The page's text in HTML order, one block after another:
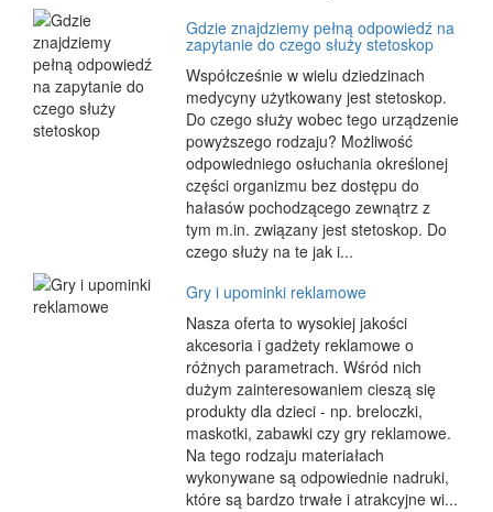
Gdzie znajdziemy pełną odpowiedź na
zapytanie do czego służy stetoskop
Współcześnie w wielu dziedzinach
medycyny użytkowany jest stetoskop.
Do czego służy wobec tego urządzenie
powyższego rodzaju? Możliwość
odpowiedniego osłuchania określonej
części organizmu bez dostępu do
hałasów pochodzącego zewnątrz z
tym m.in. związany jest stetoskop. Do
czego służy na te jak i...
Gry i upominki reklamowe
Nasza oferta to wysokiej jakości
akcesoria i gadżety reklamowe o
różnych parametrach. Wśród nich
dużym zainteresowaniem cieszą się
produkty dla dzieci - np. breloczki,
maskotki, zabawki czy gry reklamowe.
Na tego rodzaju materiałach
wykonywane są odpowiednie nadruki,
które są bardzo trwałe i atrakcyjne wi...